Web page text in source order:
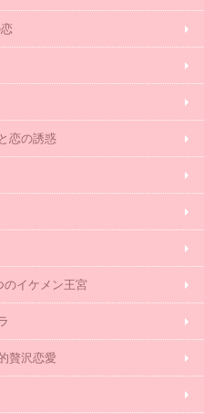
恋の誘惑
イケメン王宮
贅沢恋愛